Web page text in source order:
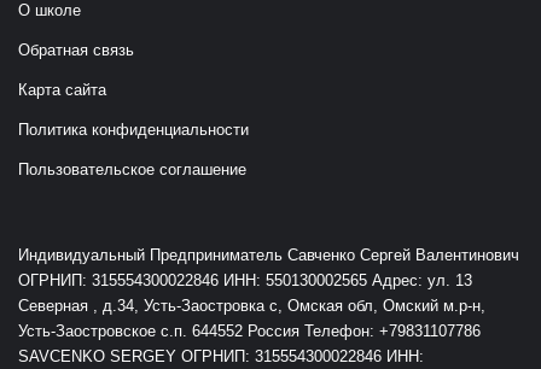
О школе
Обратная связь
Карта сайта
Политика конфиденциальности
Пользовательское соглашение
Индивидуальный Предприниматель Савченко Сергей Валентинович
ОГРНИП: 315554300022846 ИНН: 550130002565 Адрес: ул. 13
Северная , д.34, Усть-Заостровка с, Омская обл, Омский м.р-н,
Усть-Заостровское с.п. 644552 Россия Телефон: +79831107786
SAVCENKO SERGEY ОГРНИП: 315554300022846 ИНН: